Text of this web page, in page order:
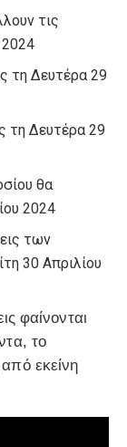
τις
2024
τη Δευτέρα 29
τη Δευτέρα 29
θα
2024
των
30 Απριλίου
φαίνονται
το
εκείνη